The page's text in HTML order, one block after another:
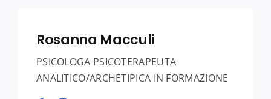
Rosanna Macculi
PSICOLOGA PSICOTERAPEUTA
ANALITICO/ARCHETIPICA IN FORMAZIONE